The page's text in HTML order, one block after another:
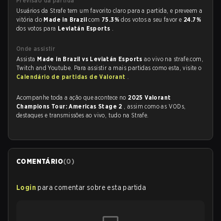
Usuários da Strafe tem um favorito claro para a partida, e preveem a
vitória do Made in Brazilcom 75.3%dos votos a seu favor e 24.7%
dos votos para Leviatán Esports .
Onde assistir
Assista Made in Brazil vs Leviatán Esportsao vivo na strafe.com,
Twitch and Youtube. Para assistir a mais partidas como esta, visite o
Calendário de partidas de Valorant .
Acompanhe toda a ação que acontece no 2025 Valorant
Champions Tour: Americas Stage 2 , assim como as VODs,
destaques e transmissões ao vivo, tudo na Strafe.
COMENTÁRIO(0)
Login para comentar sobre esta partida